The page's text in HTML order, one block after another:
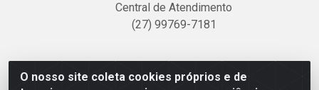
O nosso site coleta cookies próprios e de
Central de Atendimento
(27) 99769-7181
Linhavix Distribuidora LTDA - Avenida Alegre, 2521 -